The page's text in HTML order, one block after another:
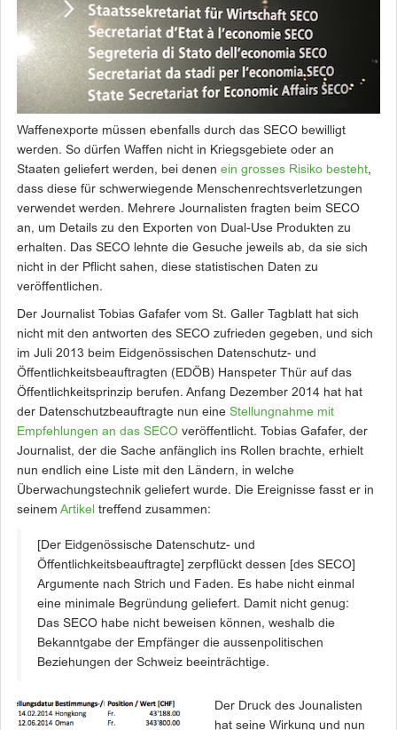
Waffenexporte müssen ebenfalls durch das SECO bewilligt
werden. So dürfen Waffen nicht in Kriegsgebiete oder an
Staaten geliefert werden, bei denen ein grosses Risiko besteht,
dass diese für schwerwiegende Menschenrechtsverletzungen
verwendet werden. Mehrere Journalisten fragten beim SECO
an, um Details zu den Exporten von Dual-Use Produkten zu
erhalten. Das SECO lehnte die Gesuche jeweils ab, da sie sich
nicht in der Pflicht sahen, diese statistischen Daten zu
veröffentlichen.
Der Journalist Tobias Gafafer vom St. Galler Tagblatt hat sich
nicht mit den antworten des SECO zufrieden gegeben, und sich
im Juli 2013 beim Eidgenössischen Datenschutz- und
Öffentlichkeitsbeauftragten (EDÖB) Hanspeter Thür auf das
Öffentlichkeitsprinzip berufen. Anfang Dezember 2014 hat hat
der Datenschutzbeauftragte nun eine Stellungnahme mit
Empfehlungen an das SECO veröffentlicht. Tobias Gafafer, der
Journalist, der die Sache anfänglich ins Rollen brachte, erhielt
nun endlich eine Liste mit den Ländern, in welche
Überwachungstechnik geliefert wurde. Die Ereignisse fasst er in
seinem Artikel treffend zusammen:
[Der Eidgenössische Datenschutz- und
Öffentlichkeitsbeauftragte] zerpflückt dessen [des SECO]
Argumente nach Strich und Faden. Es habe nicht einmal
eine minimale Begründung geliefert. Damit nicht genug:
Das SECO habe nicht beweisen können, weshalb die
Bekanntgabe der Empfänger die aussenpolitischen
Beziehungen der Schweiz beeinträchtige.
Der Druck des Jounalisten
hat seine Wirkung und nun